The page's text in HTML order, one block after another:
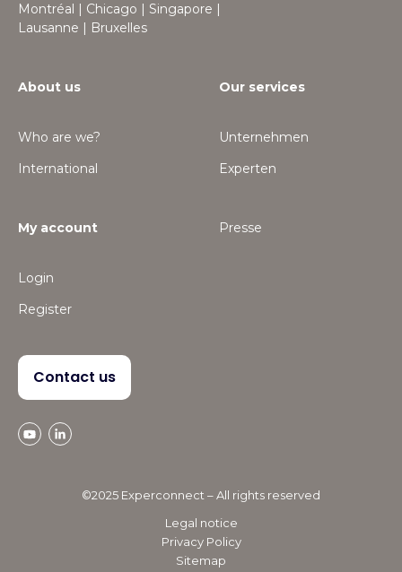
Montréal | Chicago | Singapore |
Lausanne | Bruxelles
About us
Who are we?
International
Our services
Unternehmen
Experten
My account
Login
Register
Presse
Contact us
©2025 Experconnect – All rights reserved
Legal notice
Privacy Policy
Sitemap